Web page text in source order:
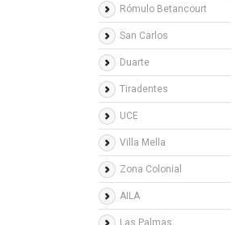
Rómulo Betancourt
San Carlos
Duarte
Tiradentes
UCE
Villa Mella
Zona Colonial
AILA
Las Palmas